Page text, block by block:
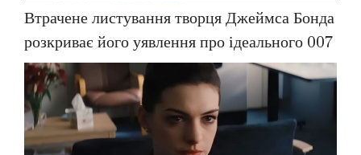
Втрачене листування творця Джеймса Бонда
розкриває його уявлення про ідеального 007